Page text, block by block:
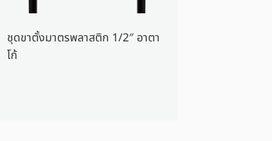
ชุดขาตั้งมาตรพลาสติก 1/2″ อาตา
โก้